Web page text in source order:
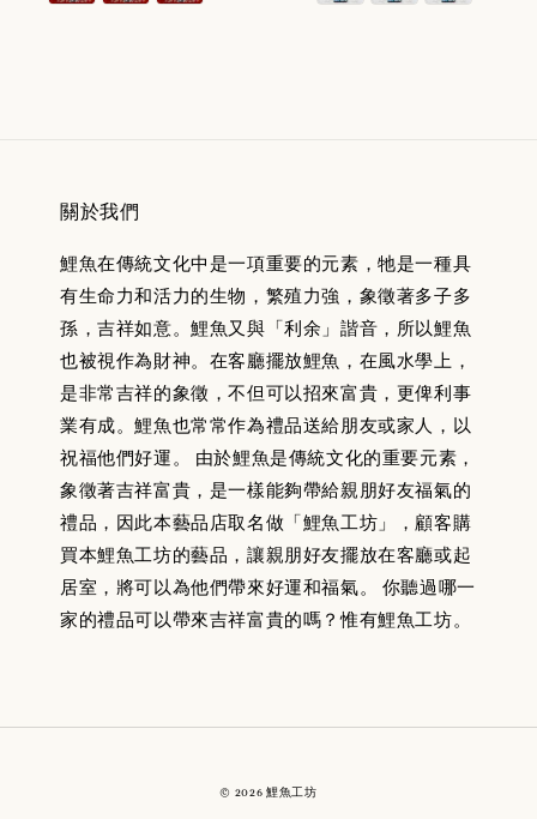
關於我們
鯉魚在傳統文化中是一項重要的元素，牠是一種具
有生命力和活力的生物，繁殖力強，象徵著多子多
孫，吉祥如意。鯉魚又與「利余」諧音，所以鯉魚
也被視作為財神。在客廳擺放鯉魚，在風水學上，
是非常吉祥的象徵，不但可以招來富貴，更俾利事
業有成。鯉魚也常常作為禮品送給朋友或家人，以
祝福他們好運。 由於鯉魚是傳統文化的重要元素，
象徵著吉祥富貴，是一樣能夠帶給親朋好友福氣的
禮品，因此本藝品店取名做「鯉魚工坊」，顧客購
買本鯉魚工坊的藝品，讓親朋好友擺放在客廳或起
居室，將可以為他們帶來好運和福氣。 你聽過哪一
家的禮品可以帶來吉祥富貴的嗎？惟有鯉魚工坊。
© 2026 鯉魚工坊